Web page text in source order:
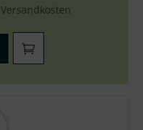
Versandkosten